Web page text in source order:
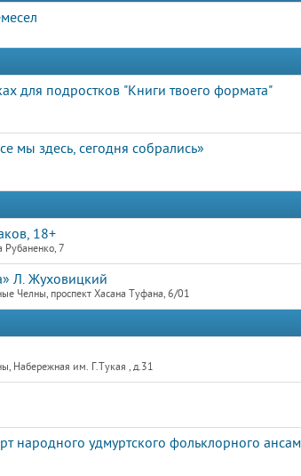
для подростков "Книги твоего формата"
мы здесь, сегодня собрались»
18+
Рубаненко, 7
Л. Жуховицкий
Челны, проспект Хасана Туфана, 6/01
Набережная им. Г.Тукая , д.31
народного удмуртского фольклорного